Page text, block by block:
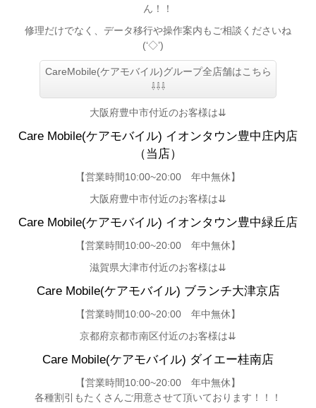
ん！！
修理だけでなく、データ移行や操作案内もご相談くださいね
(‘◇’)ゞ
CareMobile(ケアモバイル)グループ全店舗はこちら
⇩⇩⇩
大阪府豊中市付近のお客様は⇊
Care Mobile(ケアモバイル) イオンタウン豊中庄内店
（当店）
【営業時間10:00~20:00 年中無休】
大阪府豊中市付近のお客様は⇊
Care Mobile(ケアモバイル) イオンタウン豊中緑丘店
【営業時間10:00~20:00 年中無休】
滋賀県大津市付近のお客様は⇊
Care Mobile(ケアモバイル) ブランチ大津京店
【営業時間10:00~20:00 年中無休】
京都府京都市南区付近のお客様は⇊
Care Mobile(ケアモバイル) ダイエー桂南店
【営業時間10:00~20:00 年中無休】
各種割引もたくさんご用意させて頂いてお ります！！！